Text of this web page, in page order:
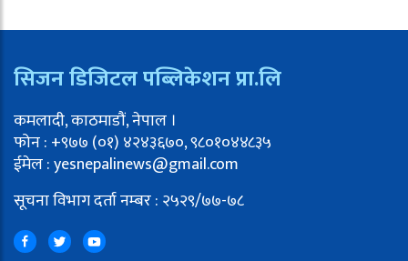
सिजन डिजिटल पब्लिकेशन प्रा.लि
कमलादी, काठमाडौं, नेपाल ।
फोन : +९७७ (०१) ४२४३६७०, ९८०१०४४८३५
ईमेल : yesnepalinews@gmail.com
सूचना विभाग दर्ता नम्बर : २५२९/७७-७८